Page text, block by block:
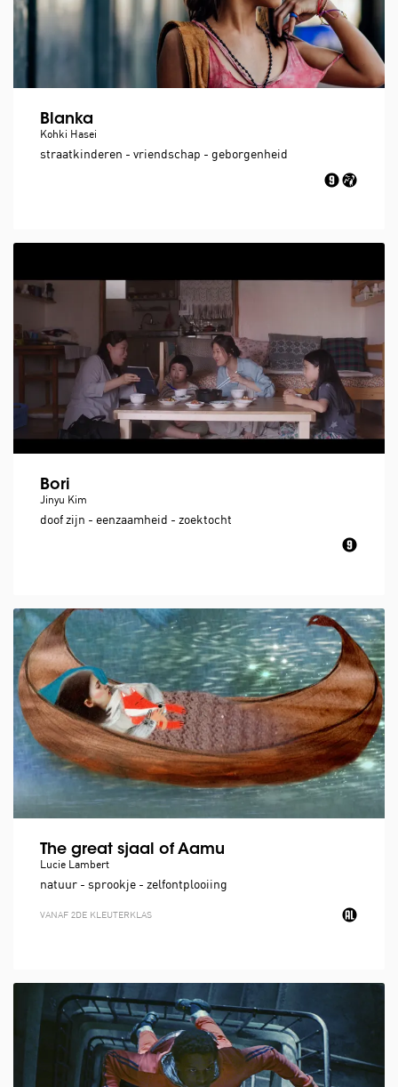
Blanka
Kohki Hasei
straatkinderen - vriendschap - geborgenheid
Bori
Jinyu Kim
doof zijn - eenzaamheid - zoektocht
The great sjaal of Aamu
Lucie Lambert
natuur - sprookje - zelfontplooiing
VANAF 2DE KLEUTERKLAS